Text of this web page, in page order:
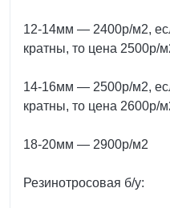
12-14мм — 2400р/м2,
кратны, то цена 2500р/
14-16мм — 2500р/м2,
кратны, то цена 2600р/
18-20мм — 2900р/м2
Резинотросовая б/у: